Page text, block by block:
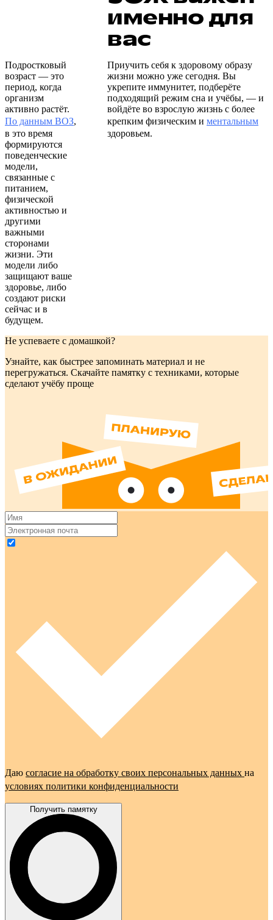
именно для
вас
Подростковый
возраст — это
период, когда
организм
активно растёт.
По данным ВОЗ,
в это время
формируются
поведенческие
модели,
связанные с
питанием,
физической
активностью и
другими
важными
сторонами
жизни. Эти
модели либо
защищают ваше
здоровье, либо
создают риски
сейчас и в
будущем.
Приучить себя к здоровому образу
жизни можно уже сегодня. Вы
укрепите иммунитет, подберёте
подходящий режим сна и учёбы, — и
войдёте во взрослую жизнь с более
крепким физическим и ментальным
здоровьем.
Не успеваете с домашкой?
Узнайте, как быстрее запоминать материал и не
перегружаться. Скачайте памятку с техниками, которые
сделают учёбу проще
Даю согласие на обработку своих персональных данных на
условиях политики конфиденциальности
Получить памятку